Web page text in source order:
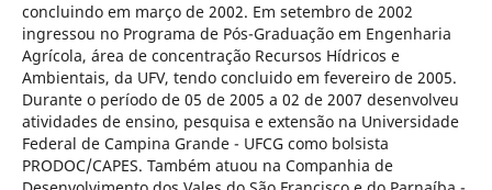
concluindo em março de 2002. Em setembro de 2002
ingressou no Programa de Pós-Graduação em Engenharia
Agrícola, área de concentração Recursos Hídricos e
Ambientais, da UFV, tendo concluido em fevereiro de 2005.
Durante o período de 05 de 2005 a 02 de 2007 desenvolveu
atividades de ensino, pesquisa e extensão na Universidade
Federal de Campina Grande - UFCG como bolsista
PRODOC/CAPES. Também atuou na Companhia de